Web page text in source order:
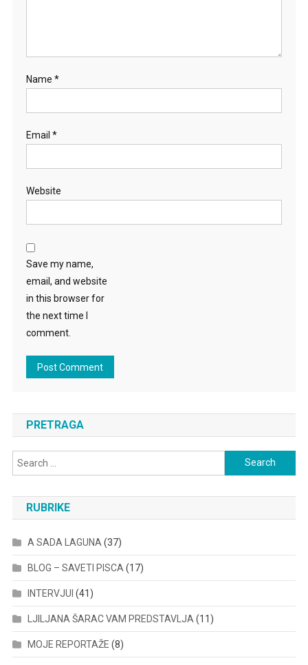
Name *
Email *
Website
Save my name,
email, and website
in this browser for
the next time I
comment.
PRETRAGA
Search
for:
RUBRIKE
A SADA LAGUNA (37)
BLOG – SAVETI PISCA (17)
INTERVJUI (41)
LJILJANA ŠARAC VAM PREDSTAVLJA (11)
MOJE REPORTAŽE (8)